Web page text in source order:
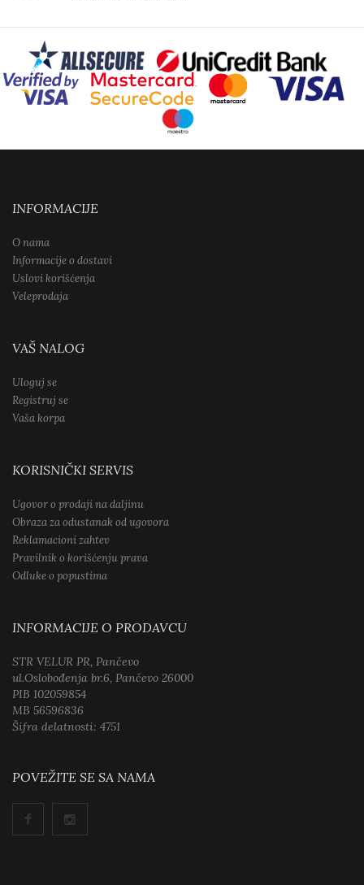
INFORMACIJE
O nama
Informacije o dostavi
Uslovi korišćenja
Veleprodaja
VAŠ NALOG
Uloguj se
Registruj se
Vaša korpa
KORISNIČKI SERVIS
Ugovor o prodaji na daljinu
Obraza za odustanak od ugovora
Reklamacioni zahtev
Pravilnik o korišćenju prava
Odluke o popustima
INFORMACIJE O PRODAVCU
STR VELUR PR, Pančevo
ul.Oslobođenja br.6, Pančevo 26000
PIB 102059854
MB 56596836
Šifra delatnosti: 4751
POVEŽITE SE SA NAMA